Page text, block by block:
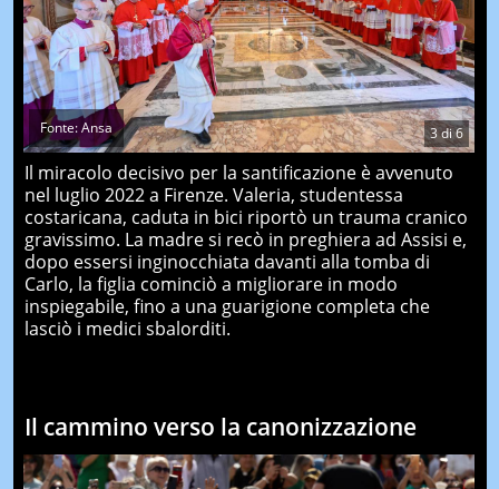
3di6
Fonte: Ansa
Il miracolo decisivo per la santificazione è avvenuto
nel luglio 2022 a Firenze. Valeria, studentessa
costaricana, caduta in bici riportò un trauma cranico
gravissimo. La madre si recò in preghiera ad Assisi e,
dopo essersi inginocchiata davanti alla tomba di
Carlo, la figlia cominciò a migliorare in modo
inspiegabile, fino a una guarigione completa che
lasciò i medici sbalorditi.
Il cammino verso la canonizzazione